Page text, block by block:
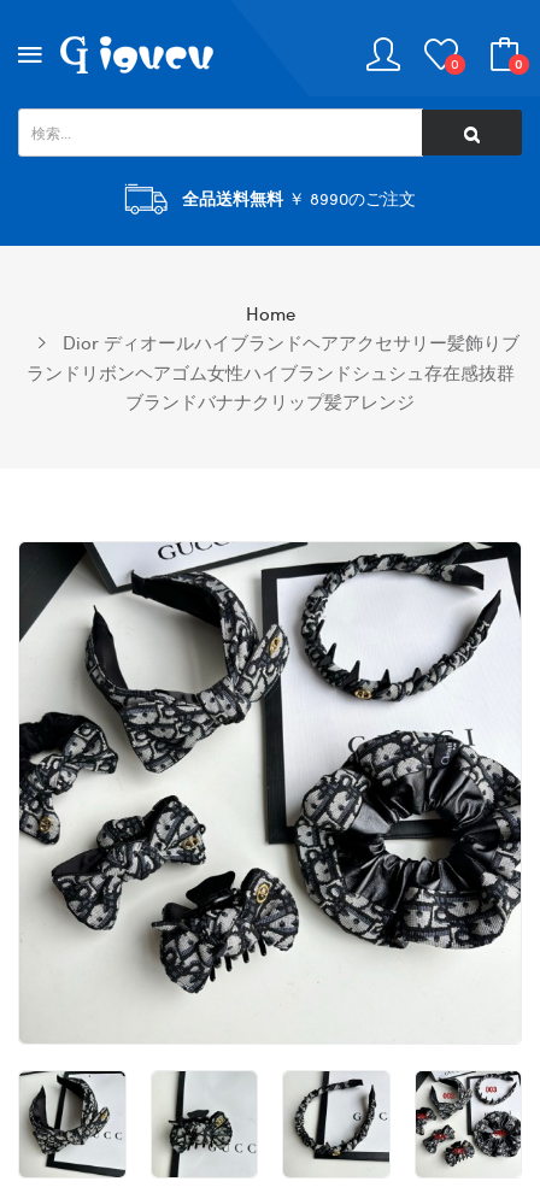
0 0
全品送料無料￥ 8990のご注文
Home
Dior ディオールハイブランドヘアアクセサリー髪飾りブ
ランドリボンヘアゴム女性ハイブランドシュシュ存在感抜群
ブランドバナナクリップ髪アレンジ